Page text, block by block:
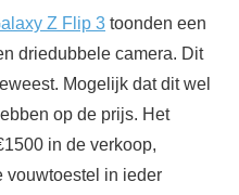
Z Flip 3 toonden een
driedubbele camera. Dit
Mogelijk dat dit wel
op de prijs. Het
in de verkoop,
vouwtoestel in ieder